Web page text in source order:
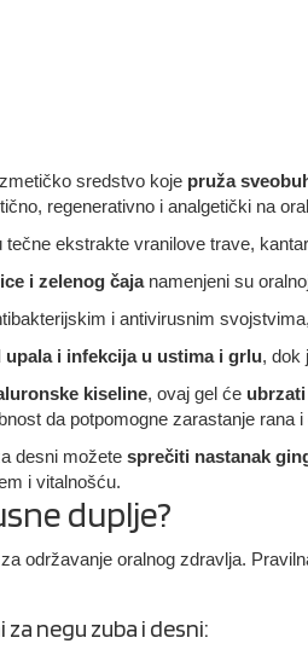
sredstvo koje pruža
regenerativno i analgetički na
ekstrakte vranilove trave,
i zelenog čajanamenjeni su
i antivirusnim
upala i infekcija u ustima i grlu, dok
kiseline, ovaj gel će
da potpomogne zarastanje rana i
desni možete sprečiti nastanak
i vitalnošću.
duplje?
održavanje oralnog zdravlja.
negu zuba i desni: